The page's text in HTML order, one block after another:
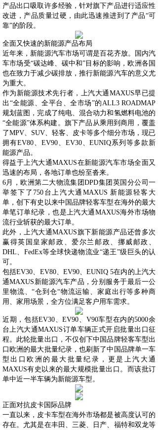
产品出口吸取许多经验，针对旗下产品进行适应性
改进，产品质量过硬，由此迅速推进到了产品“可
靠”的阶段。
全面又快速的新能源产品布局
近年来，新能源汽车市场可谓是百花齐放。国内汽
车市场受“碳达峰、碳中和”目标的影响，欧洲各国
也在致力于减少碳排放，推行新能源汽车的意义尤
为重大。
作为新能源技术先行者，上汽大通MAXUS早已提
出“全能源、全平台、全市场”的ALL3 ROADMAP
规划蓝图，完成了纯电、混合动力和氢燃料电池的
“全能源”体系构建。旗下产品从乘用到商用，覆盖
了MPV、SUV、轻客、皮卡等多个细分市场，现已
拥有EV80、EV90、EV30、EUNIQ系列等多款新
能源产品。
得益于上汽大通MAXUS在新能源汽车市场全面又
迅速的布局，各地订单也纷至沓来。
6月，欧洲第二大物流集团DPD集团英国分公司一
举签下了750台上汽大通MAXUS 新能源轻客大
单，创下有史以来中国品牌轻客车型在海外的最大
单笔订单纪录，也是上汽大通MAXUS海外市场物
流行业斩获的最大订单。
此外，上汽大通MAXUS旗下新能源产品还曾多次
赢得英国皇家邮政、爱尔兰邮政、挪威邮政、
DHL、FedEx等全球快递物流业“递王”级巨头的认
可。
包括EV30、EV80、EV90、EUNIQ 5在内的上汽大
通MAXUS新能源汽车产品，分别服务于最后一公
里物流、“仓到仓“物流运输、家庭出行等多种商
用、家用场景，全方位满足客户用车需求。
近期，包括EV30、EV90、V90车型在内的5000余
台上汽大通MAXUS订单车辆正式开启批量出口征
程。此轮批量出口，不仅创下中国品牌轻客车型出
口欧洲的最大批量纪录，也刷新了中国品牌单一车
型出口欧洲的最大批量纪录，更是上汽大通
MAXUS有史以来的最大规模批量出口。而该批订
单中近一半车辆为新能源车型。
正面对抗皮卡国际品牌
一直以来，皮卡车型在海外市场都是被高度认可的
存在。尤其是在丰田、三菱、日产、福特和双龙等